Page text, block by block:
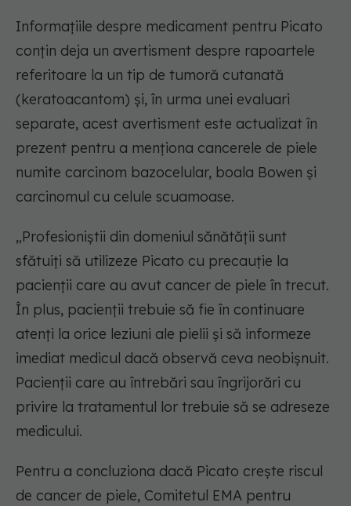
Informațiile despre medicament pentru Picato
conțin deja un avertisment despre rapoartele
referitoare la un tip de tumoră cutanată
(keratoacantom) și, în urma unei evaluari
separate, acest avertisment este actualizat în
prezent pentru a menționa cancerele de piele
numite carcinom bazocelular, boala Bowen și
carcinomul cu celule scuamoase.
„Profesioniștii din domeniul sănătății sunt
sfătuiți să utilizeze Picato cu precauție la
pacienții care au avut cancer de piele în trecut.
În plus, pacienții trebuie să fie în continuare
atenți la orice leziuni ale pielii și să informeze
imediat medicul dacă observă ceva neobișnuit.
Pacienții care au întrebări sau îngrijorări cu
privire la tratamentul lor trebuie să se adreseze
medicului.
Pentru a concluziona dacă Picato crește riscul
de cancer de piele, Comitetul EMA pentru